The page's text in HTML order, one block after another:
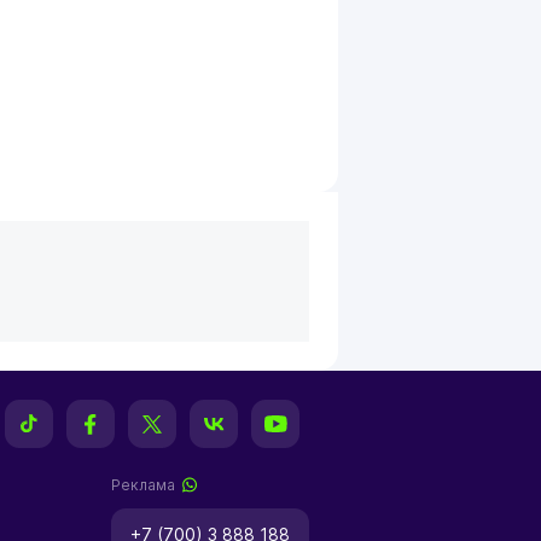
Реклама
+7 (700) 3 888 188